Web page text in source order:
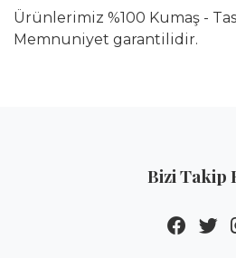
Ürünlerimiz %100 Kumaş -
Memnuniyet garantilidir.
Bizi Takip